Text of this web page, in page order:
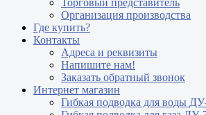
Торговый представитель
Организация производства
Где купить?
Контакты
Адреса и реквизиты
Напишите нам!
Заказать обратный звонок
Интернет магазин
Гибкая подводка для воды